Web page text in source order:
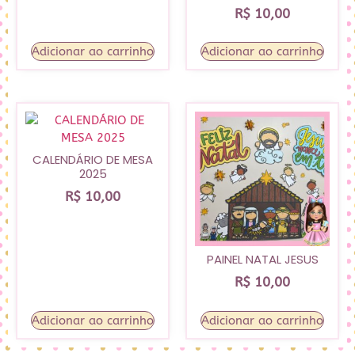
Adicionar ao carrinho
R$ 10,00
Adicionar ao carrinho
CALENDÁRIO DE MESA
2025
R$ 10,00
Adicionar ao carrinho
PAINEL NATAL JESUS
R$ 10,00
Adicionar ao carrinho